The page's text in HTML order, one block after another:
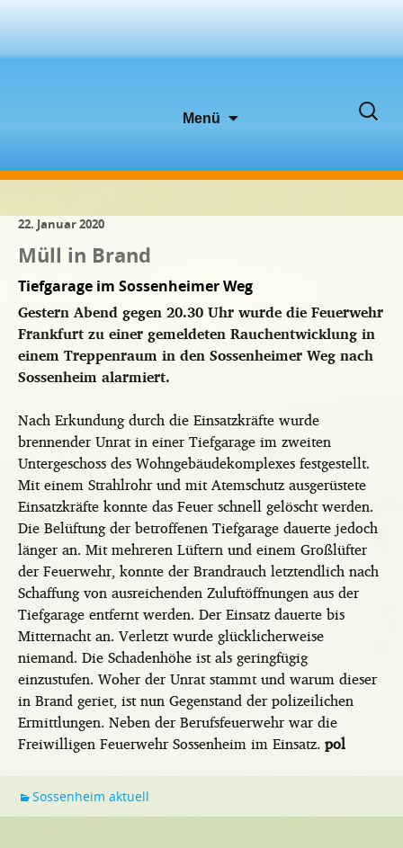
Menü
Suchen
22. Januar 2020
Müll in Brand
Tiefgarage im Sossenheimer Weg
Gestern Abend gegen 20.30 Uhr wurde die Feuerwehr
Frankfurt zu einer gemeldeten Rauchentwicklung in
einem Treppenraum in den Sossenheimer Weg nach
Sossenheim alarmiert.
Nach Erkundung durch die Einsatzkräfte wurde
brennender Unrat in einer Tiefgarage im zweiten
Untergeschoss des Wohngebäudekomplexes festgestellt.
Mit einem Strahlrohr und mit Atemschutz ausgerüstete
Einsatzkräfte konnte das Feuer schnell gelöscht werden.
Die Belüftung der betroffenen Tiefgarage dauerte jedoch
länger an. Mit mehreren Lüftern und einem Großlüfter
der Feuerwehr, konnte der Brandrauch letztendlich nach
Schaffung von ausreichenden Zuluftöffnungen aus der
Tiefgarage entfernt werden. Der Einsatz dauerte bis
Mitternacht an. Verletzt wurde glücklicherweise
niemand. Die Schadenhöhe ist als geringfügig
einzustufen. Woher der Unrat stammt und warum dieser
in Brand geriet, ist nun Gegenstand der polizeilichen
Ermittlungen. Neben der Berufsfeuerwehr war die
Freiwilligen Feuerwehr Sossenheim im Einsatz. pol
Sossenheim aktuell